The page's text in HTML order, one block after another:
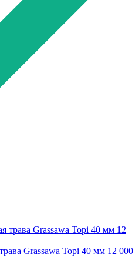
Grassawa Topi 40 мм 12 000